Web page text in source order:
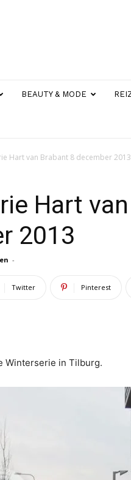
BEAUTY & MODE
Hart van Brabant 8 december 2013
Hart
2013
-
Twitter Pinterest
Winterserie in Tilburg.